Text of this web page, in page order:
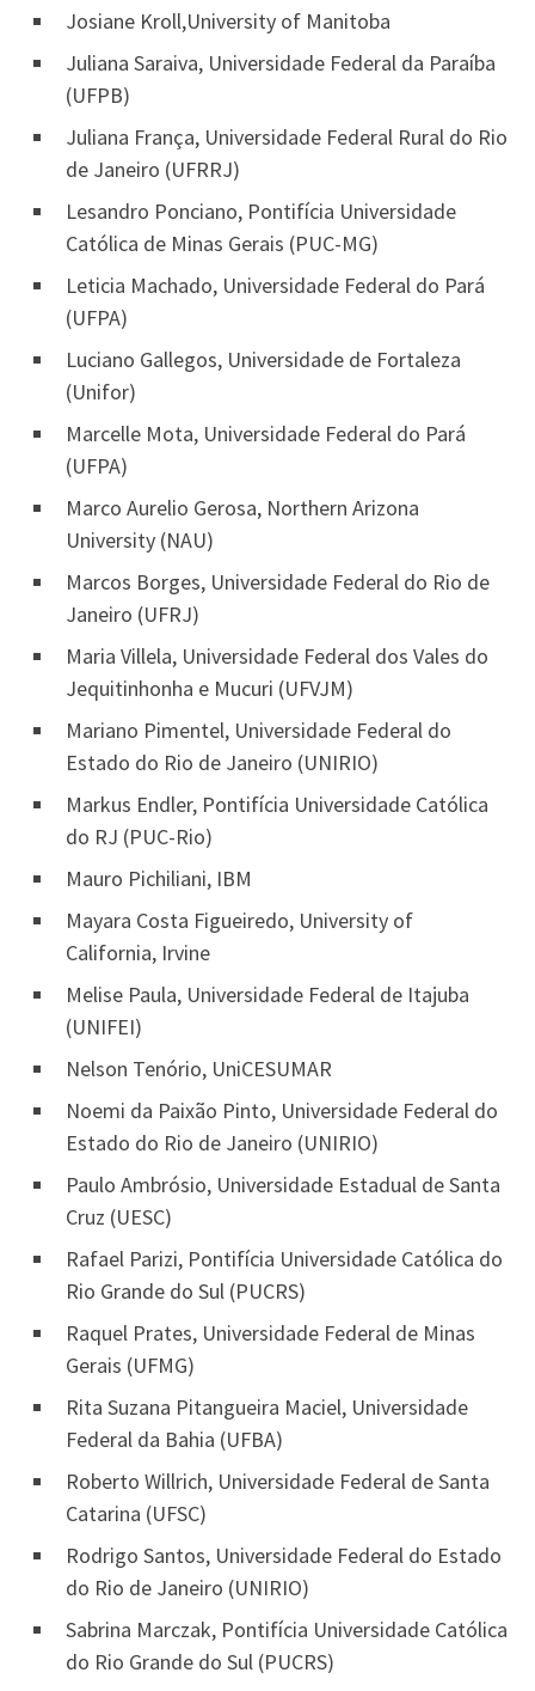
Josiane Kroll,University of Manitoba
Juliana Saraiva, Universidade Federal da Paraíba
(UFPB)
Juliana França, Universidade Federal Rural do Rio
de Janeiro (UFRRJ)
Lesandro Ponciano, Pontifícia Universidade
Católica de Minas Gerais (PUC-MG)
Leticia Machado, Universidade Federal do Pará
(UFPA)
Luciano Gallegos, Universidade de Fortaleza
(Unifor)
Marcelle Mota, Universidade Federal do Pará
(UFPA)
Marco Aurelio Gerosa, Northern Arizona
University (NAU)
Marcos Borges, Universidade Federal do Rio de
Janeiro (UFRJ)
Maria Villela, Universidade Federal dos Vales do
Jequitinhonha e Mucuri (UFVJM)
Mariano Pimentel, Universidade Federal do
Estado do Rio de Janeiro (UNIRIO)
Markus Endler, Pontifícia Universidade Católica
do RJ (PUC-Rio)
Mauro Pichiliani, IBM
Mayara Costa Figueiredo, University of
California, Irvine
Melise Paula, Universidade Federal de Itajuba
(UNIFEI)
Nelson Tenório, UniCESUMAR
Noemi da Paixão Pinto, Universidade Federal do
Estado do Rio de Janeiro (UNIRIO)
Paulo Ambrósio, Universidade Estadual de Santa
Cruz (UESC)
Rafael Parizi, Pontifícia Universidade Católica do
Rio Grande do Sul (PUCRS)
Raquel Prates, Universidade Federal de Minas
Gerais (UFMG)
Rita Suzana Pitangueira Maciel, Universidade
Federal da Bahia (UFBA)
Roberto Willrich, Universidade Federal de Santa
Catarina (UFSC)
Rodrigo Santos, Universidade Federal do Estado
do Rio de Janeiro (UNIRIO)
Sabrina Marczak, Pontifícia Universidade Católica
do Rio Grande do Sul (PUCRS)